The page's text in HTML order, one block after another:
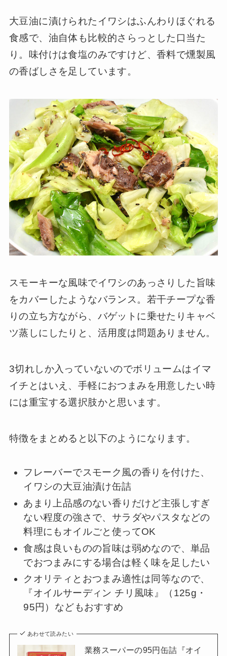
大豆油に漬けられたイワシはふんわりほぐれる
食感で、油自体も比較的さらっとした口当た
り。味付けは食塩のみですけど、香料で燻製風
の香ばしさを足しています。
スモーキーな風味でイワシのあっさりした旨味
をカバーしたようなバランス。若干チープな香
りの立ち方ながら、バゲットに乗せたりキャベ
ツ蒸しにしたりと、活用度は問題ありません。
3切れしか入っていないのでボリュームはイマ
イチとはいえ、手軽におつまみを用意したい時
には重宝する選択肢かと思います。
特徴をまとめると以下のようになります。
フレーバーでスモーク風の香りを付けた、
イワシの大豆油漬け缶詰
あまり上品感のない香りだけど主張しすぎ
ない程度の強さで、サラダやパスタなどの
料理にもオイルごと使ってOK
食感は良いものの旨味は弱めなので、単品
でおつまみにする場合は軽く味を足したい
クオリティとおつまみ適性は同等なので、
『オイルサーディン チリ風味』（125g・
95円）などもおすすめ
あわせて読みたい
業務スーパーの95円缶詰『オイ